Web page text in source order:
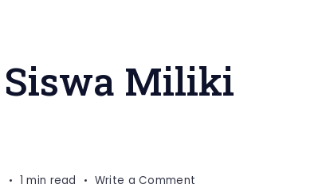
Siswa Miliki
1 min read Write a Comment